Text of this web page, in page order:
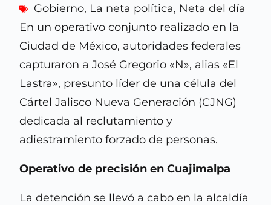
Gobierno, La neta política, Neta del día
En un operativo conjunto realizado en la
Ciudad de México, autoridades federales
capturaron a José Gregorio «N», alias «El
Lastra», presunto líder de una célula del
Cártel Jalisco Nueva Generación (CJNG)
dedicada al reclutamiento y
adiestramiento forzado de personas.
Operativo de precisión en Cuajimalpa
La detención se llevó a cabo en la alcaldía